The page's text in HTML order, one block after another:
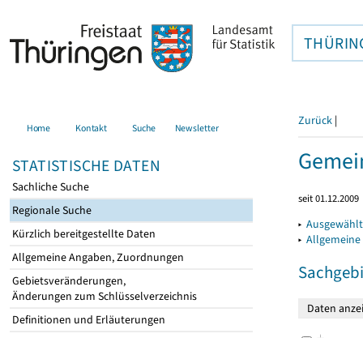
Home Kontakt Suche Newsletter
STATISTISCHE DATEN
Sachliche Suche
Regionale Suche
Kürzlich bereitgestellte Daten
Allgemeine Angaben, Zuordnungen
Gebietsveränderungen,
Änderungen zum Schlüsselverzeichnis
Definitionen und Erläuterungen
Zurück |
seit 01.12.2009
▸
▸